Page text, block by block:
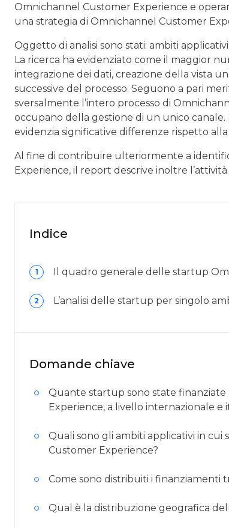
Omnichannel Customer Experience e
una strategia di Omnichannel Customer
Oggetto di analisi sono stati: ambiti
La ricerca ha evidenziato come il maggior
integrazione dei dati, creazione della vista
successive del processo. Seguono a pari
sversalmente l’intero processo di
occupano della gestione di un unico
evidenzia significative differenze rispetto
Al fine di contribuire ulteriormente a
Experience, il report descrive inoltre
Indice
1 Il quadro generale delle startup
2 L’analisi delle startup per singolo
Domande chiave
Quante startup sono state
Experience, a livello internazionale e
Quali sono gli ambiti applicativi in
Customer Experience?
Come sono distribuiti i finanziamenti
Qual è la distribuzione geografica